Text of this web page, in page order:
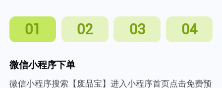
01 02 03 04
微信小程序下单
微信小程序搜索【废品宝】进入小程序首页点击免费预